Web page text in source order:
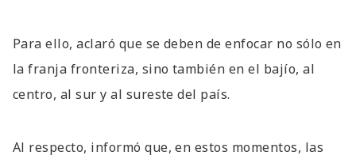
Para ello, aclaró que se deben de enfocar no sólo en
la franja fronteriza, sino también en el bajío, al
centro, al sur y al sureste del país.
Al respecto, informó que, en estos momentos, las